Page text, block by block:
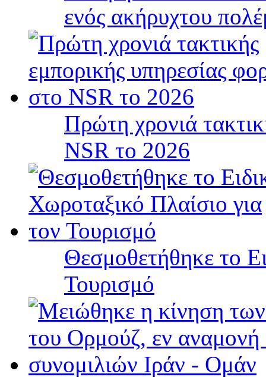
ενός ακήρυχτου
Πρώτη χρονιά
NSR το 2026
Θεσμοθετήθηκε το
Τουρισμό